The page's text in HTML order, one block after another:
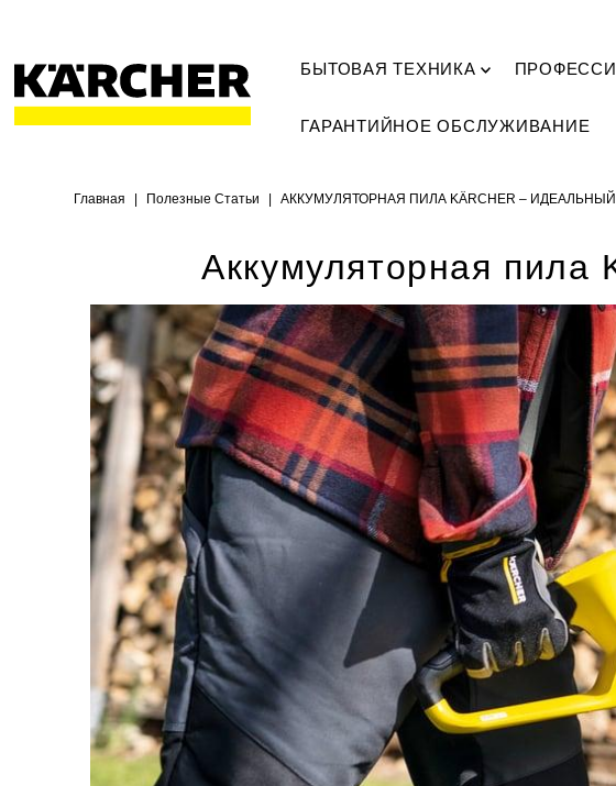
БЫТОВАЯ ТЕХНИКА
ГАРАНТИЙНОЕ ОБСЛУЖИВАНИЕ
Главная | Полезные Статьи | АККУМУЛЯТОРНАЯ ПИЛА KÄRCHER –
Аккумуляторная